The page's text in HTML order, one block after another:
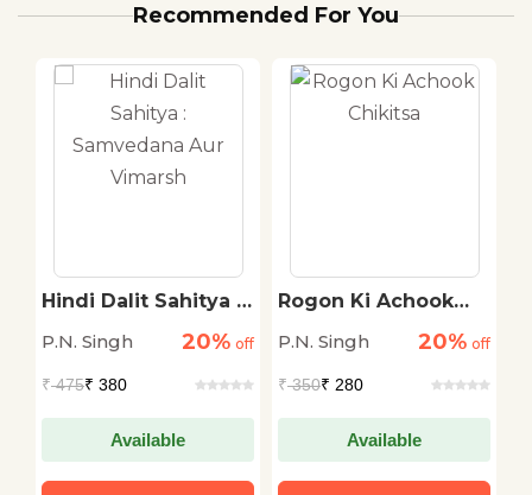
Recommended For You
Hindi Dalit Sahitya :
Vimarsh
P.N. Singh 20% off
₹475₹ 380
Available
Rogon Ki Achook
P.N. Singh
20% off
₹350₹ 280
Available